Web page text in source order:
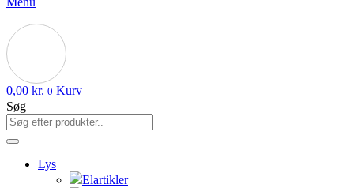
0,00 kr. 0 Kurv
Søg
Lys
Elartikler